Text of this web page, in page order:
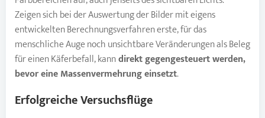
Zeigen sich bei der Auswertung der Bilder mit eigens
entwickelten Berechnungsverfahren erste, für das
menschliche Auge noch unsichtbare Veränderungen als Beleg
für einen Käferbefall, kanndirekt gegengesteuert werden,
bevor eine Massenvermehrung einsetzt.
Erfolgreiche Versuchsflüge